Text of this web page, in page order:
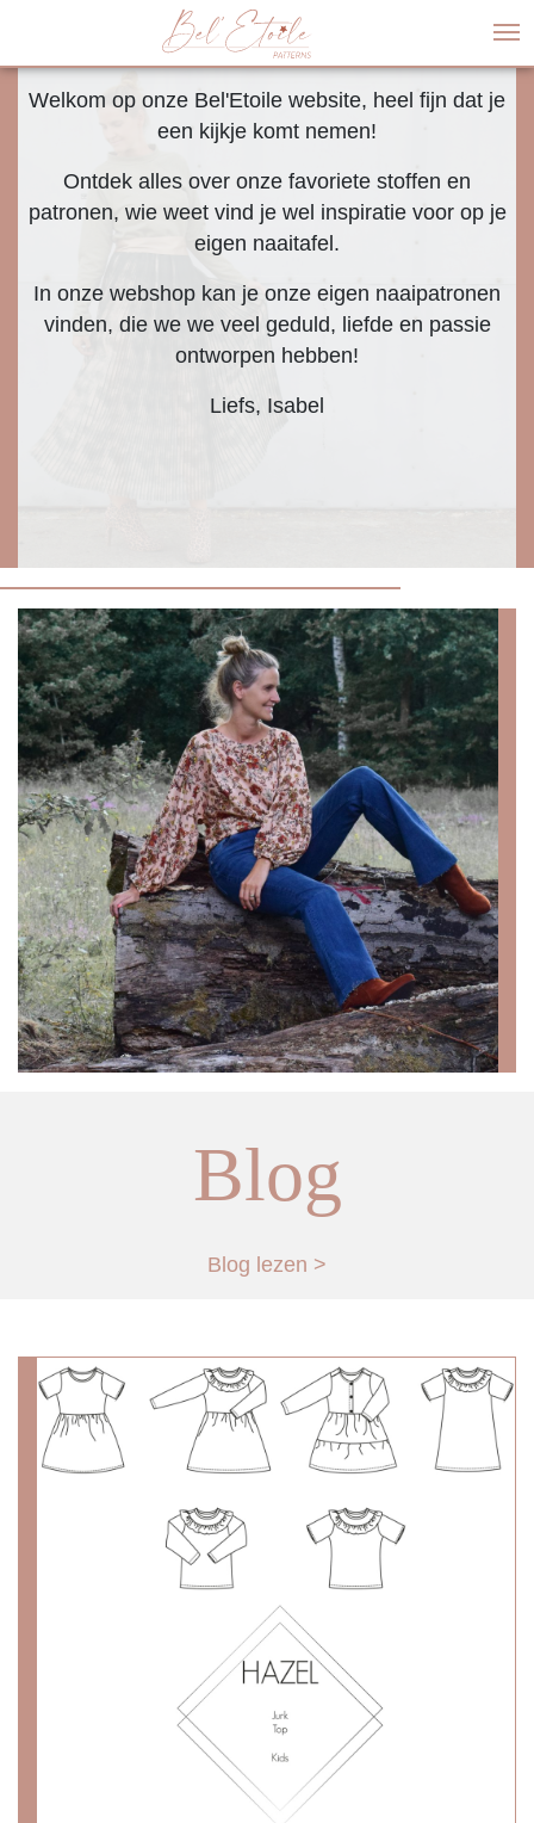
Welkom op onze Bel'Etoile website, heel fijn dat je
een kijkje komt nemen!
Ontdek alles over onze favoriete stoffen en
patronen, wie weet vind je wel inspiratie voor op je
eigen naaitafel.
In onze webshop kan je onze eigen naaipatronen
vinden, die we we veel geduld, liefde en passie
ontworpen hebben!
Liefs, Isabel
Blog
Blog lezen >